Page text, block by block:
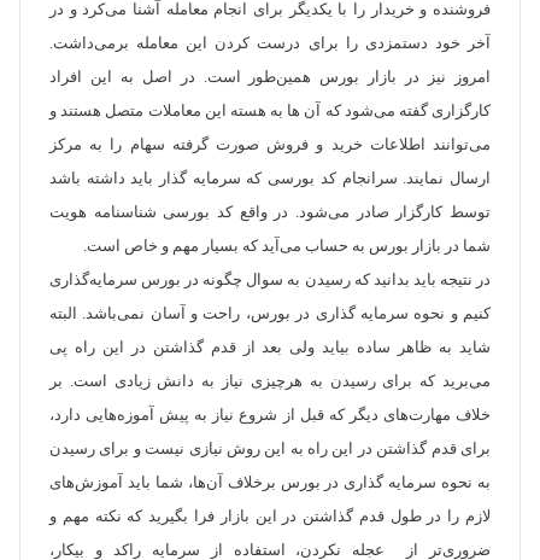
فروشنده و خریدار را با یکدیگر برای انجام معامله آشنا می‌کرد و در
آخر خود دستمزدی را برای درست کردن این معامله برمی‌داشت.
امروز نیز در بازار بورس همین‌طور است. در اصل به این افراد
کارگزاری گفته می‌شود که آن ها به هسته این معاملات متصل هستند و
می‌توانند اطلاعات خرید و فروش صورت گرفته سهام را به مرکز
ارسال نمایند. سرانجام کد بورسی که سرمایه گذار باید داشته باشد
توسط کارگزار صادر می‌شود. در واقع کد بورسی شناسنامه هویت
شما در بازار بورس به حساب می‌آید که بسیار مهم و خاص است.
در نتیجه باید بدانید که رسیدن به سوال چگونه در بورس سرمایه‌گذاری
کنیم و نحوه سرمایه گذاری در بورس، راحت و آسان نمی‌باشد. البته
شاید به ظاهر ساده بیاید ولی بعد از قدم گذاشتن در این راه پی
می‌برید که برای رسیدن به هرچیزی نیاز به دانش زیادی است. بر
خلاف مهارت‌های دیگر که قبل از شروع نیاز به پیش آموزه‌هایی دارد،
برای قدم گذاشتن در این راه به این روش نیازی نیست و برای رسیدن
به نحوه سرمایه گذاری در بورس برخلاف آن‌ها، شما باید آموزش‌های
لازم را در طول قدم گذاشتن در این بازار فرا بگیرید که نکته مهم و
ضروری‌تر از عجله نکردن، استفاده از سرمایه راکد و بیکار،